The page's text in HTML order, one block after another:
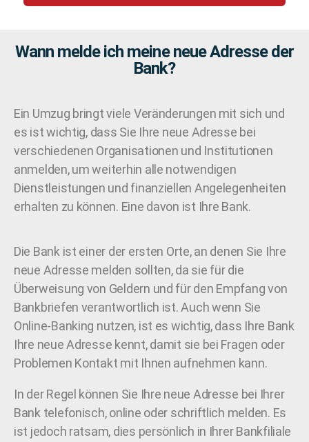
Wann melde ich meine neue Adresse der
Bank?
Ein Umzug bringt viele Veränderungen mit sich und
es ist wichtig, dass Sie Ihre neue Adresse bei
verschiedenen Organisationen und Institutionen
anmelden, um weiterhin alle notwendigen
Dienstleistungen und finanziellen Angelegenheiten
erhalten zu können. Eine davon ist Ihre Bank.
Die Bank ist einer der ersten Orte, an denen Sie Ihre
neue Adresse melden sollten, da sie für die
Überweisung von Geldern und für den Empfang von
Bankbriefen verantwortlich ist. Auch wenn Sie
Online-Banking nutzen, ist es wichtig, dass Ihre Bank
Ihre neue Adresse kennt, damit sie bei Fragen oder
Problemen Kontakt mit Ihnen aufnehmen kann.
In der Regel können Sie Ihre neue Adresse bei Ihrer
Bank telefonisch, online oder schriftlich melden. Es
ist jedoch ratsam, dies persönlich in Ihrer Bankfiliale